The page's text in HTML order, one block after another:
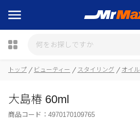
瓶詰
トップ ビューティー スタイリング オイル
大島椿 60ml
商品コード： 4970170109765